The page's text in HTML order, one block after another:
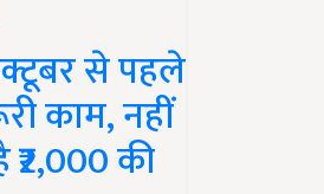
से पहले
काम, नहीं
की